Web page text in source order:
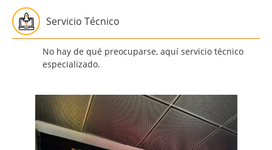
Servicio Técnico
No hay de qué preocuparse, aquí servicio técnico
especializado.